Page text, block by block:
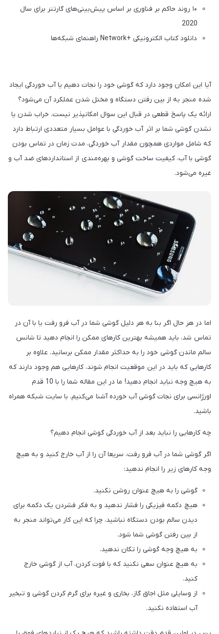
۱۰ روند حاکم بر فناوری بر اساس پیش‌بینی‌های گارتنر برای سال
2020
دانلود کتاب الکترونیکی +Network راهنمای شبکه‌ها
آیا این امکان وجود دارد که گوشی خود را نجات دهیم یا آب خوردگی ایجاد
شده منجر به از بین رفتن دستگاه و مختل شدن عملکرد آن می‌شود؟
ارائه یک پاسخ قطعی در قبال این سوال امکانپذیر نیست. خراب شدن یا
نشدن گوشی شما بر اثر آب خوردگی با عوامل بسیار متعددی ارتباط دارد
که شامل مواردی همچون مقدار آب خوردگی، مدت زمان در تماس بودن
گوشی با آب، کیفیت ساخت گوشی و بهره‌مندی از استانداردهای ضد آب و
غیره می‌شود.
اما در هر حال اگر بنا به هر دلیل گوشی شما در آب فرو رفت یا با آن در
تماس شد، باید همیشه بهترین کارهای ممکن را انجام دهید تا شانس
سالم ماندن گوشی خود را به حداکثر مقدار ممکن برسانید. علاوه بر
کارهایی که باید در این موقعیت انجام شوند، کارهایی هم وجود دارند که
به هیچ وجه نباید انجام دهید! ما در این مقاله شما را با 10 قدم
اورژانسی برای نجات گوشی آب خورده آشنا می‌کنیم. با سایت شبکه همراه
باشید.
چه کارهایی را نباید بعد از آب خوردگی گوشی انجام دهیم؟
اگر گوشی شما در آب فرو رفت، سریعا آن را از آب خارج کنید و به هیچ
وجه کارهای زیر را انجام ندهید:
گوشی را به هیچ عنوان روشن نکنید.
هیچ دکمه فیزیکی را فشار ندهید و به فکر فشردن یک دکمه برای
دیدن سالم بودن دستگاه نباشید، چرا که این کار می‌تواند منجر به
از بین رفتن گوشی شما شود.
به هیچ وجه گوشی را تکان ندهید.
به هیچ عنوان سعی نکنید که با فوت کردن، آب از گوشی خارج
کنید.
از وسایلی مثل اجاق گاز، بخاری و غیره برای گرم کردن گوشی و تبخیر
آب استفاده نکنید.